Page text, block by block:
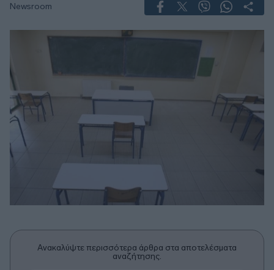
Newsroom
Ανακαλύψτε περισσότερα άρθρα στα αποτελέσματα
αναζήτησης.